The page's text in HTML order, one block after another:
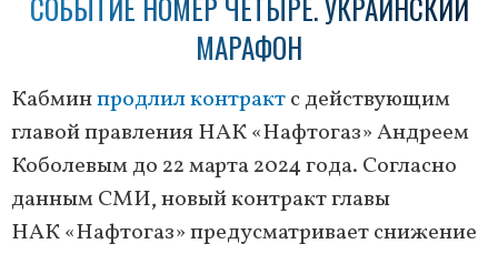
СОБЫТИЕ НОМЕР ЧЕТЫРЕ. УКРАИНСКИЙ
МАРАФОН
Кабминпродлил контрактс действующим
главой правления НАК «Нафтогаз» Андреем
Коболевым до 22 марта 2024 года. Согласно
данным СМИ, новый контракт главы
НАК «Нафтогаз» предусматривает снижение